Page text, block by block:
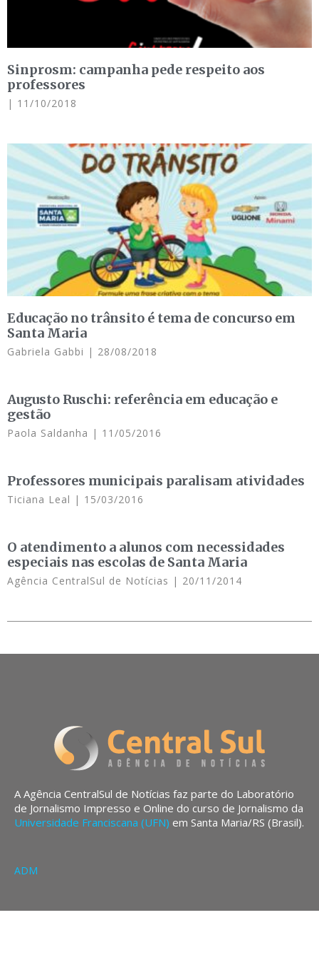
Sinprosm: campanha pede respeito aos
professores
11/10/2018
Educação no trânsito é tema de concurso em
Santa Maria
Gabriela Gabbi 28/08/2018
Augusto Ruschi: referência em educação e
gestão
Paola Saldanha 11/05/2016
Professores municipais paralisam atividades
Ticiana Leal 15/03/2016
O atendimento a alunos com necessidades
especiais nas escolas de Santa Maria
Agência CentralSul de Notícias 20/11/2014
A Agência CentralSul de Notícias faz parte do Laboratório
de Jornalismo Impresso e Online do curso de Jornalismo da
Universidade Franciscana (UFN) em Santa Maria/RS (Brasil).
ADM